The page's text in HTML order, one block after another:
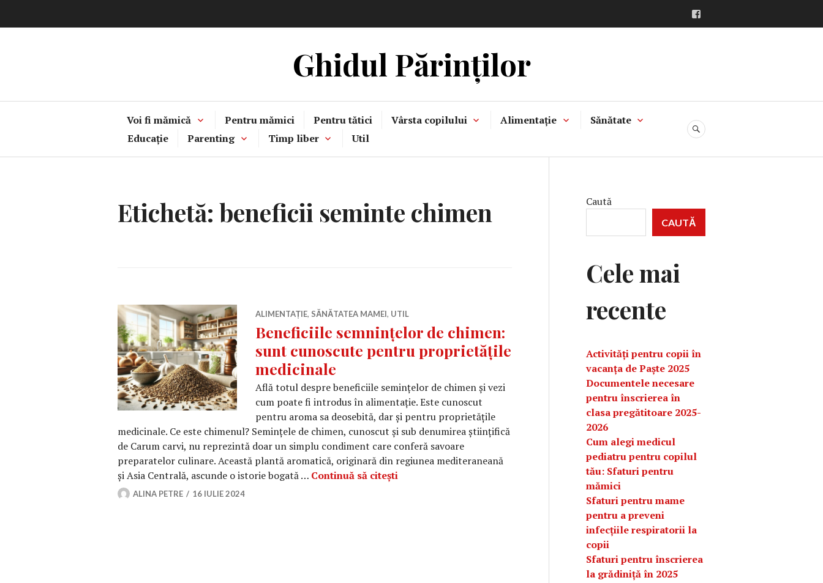
la
Ghidul Părinților
Voi fi mămică Pentru mămici Pentru tătici Vârsta copilului Alimentație
Sănătate
Educație
Parenting Timp liber Util
CĂUTARE
Etichetă: beneficii seminte chimen
ALIMENTAȚIE, SĂNĂTATEA MAMEI, UTIL
Beneficiile semnințelor de chimen:
sunt cunoscute pentru proprietățile
medicinale
Află totul despre beneficiile semințelor de chimen și vezi
cum poate fi introdus în alimentație. Este cunoscut
pentru aroma sa deosebită, dar și pentru proprietățile
medicinale. Ce este chimenul? Semințele de chimen, cunoscut și sub denumirea științifică
de Carum carvi, nu reprezintă doar un simplu condiment care conferă savoare
preparatelor culinare. Această plantă aromatică, originară din regiunea mediteraneană
și Asia Centrală, ascunde o istorie bogată … Continuă să citești Beneficiile semnințelor de chimen: sunt cunoscute pentru proprietățile medicinale
ALINA PETRE 16 IULIE 2024
Caută
CAUTĂ
Cele mai
recente
Activități pentru copii în
vacanța de Paște 2025
Documentele necesare
pentru înscrierea în
clasa pregătitoare 2025-
2026
Cum alegi medicul
pediatru pentru copilul
tău: Sfaturi pentru
mămici
Sfaturi pentru mame
pentru a preveni
infecțiile respiratorii la
copii
Sfaturi pentru înscrierea
la grădiniță în 2025